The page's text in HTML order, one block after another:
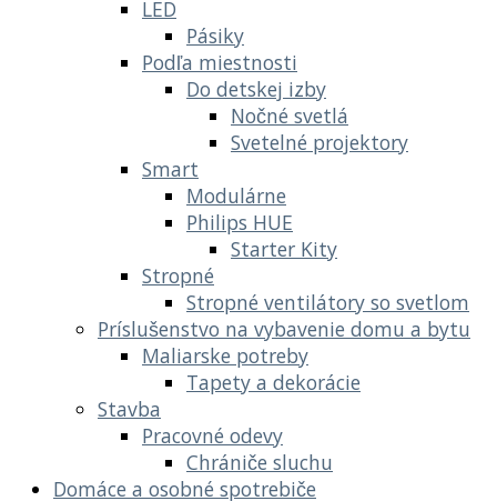
LED
Pásiky
Podľa miestnosti
Do detskej izby
Nočné svetlá
Svetelné projektory
Smart
Modulárne
Philips HUE
Starter Kity
Stropné
Stropné ventilátory so svetlom
Príslušenstvo na vybavenie domu a bytu
Maliarske potreby
Tapety a dekorácie
Stavba
Pracovné odevy
Chrániče sluchu
Domáce a osobné spotrebiče